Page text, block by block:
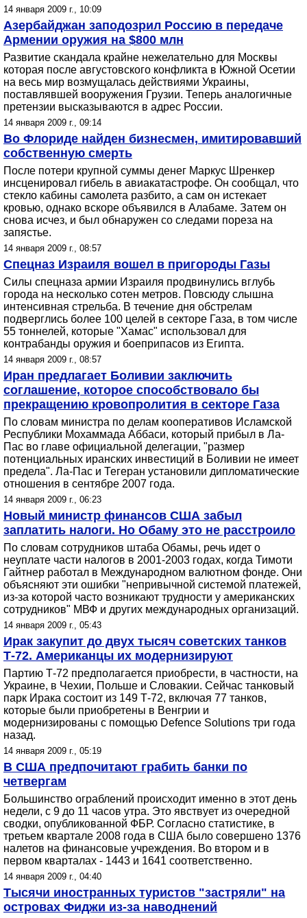
14 января 2009 г., 10:09
Азербайджан заподозрил Россию в передаче
Армении оружия на $800 млн
Развитие скандала крайне нежелательно для Москвы
которая после августовского конфликта в Южной Осетии
на весь мир возмущалась действиями Украины,
поставлявшей вооружения Грузии. Теперь аналогичные
претензии высказываются в адрес России.
14 января 2009 г., 09:14
Во Флориде найден бизнесмен, имитировавший
собственную смерть
После потери крупной суммы денег Маркус Шренкер
инсценировал гибель в авиакатастрофе. Он сообщал, что
стекло кабины самолета разбито, а сам он истекает
кровью, однако вскоре объявился в Алабаме. Затем он
снова исчез, и был обнаружен со следами пореза на
запястье.
14 января 2009 г., 08:57
Спецназ Израиля вошел в пригороды Газы
Силы спецназа армии Израиля продвинулись вглубь
города на несколько сотен метров. Повсюду слышна
интенсивная стрельба. В течение дня обстрелам
подверглись более 100 целей в секторе Газа, в том числе
55 тоннелей, которые "Хамас" использовал для
контрабанды оружия и боеприпасов из Египта.
14 января 2009 г., 08:57
Иран предлагает Боливии заключить
соглашение, которое способствовало бы
прекращению кровопролития в секторе Газа
По словам министра по делам кооперативов Исламской
Республики Мохаммада Аббаси, который прибыл в Ла-
Пас во главе официальной делегации, "размер
потенциальных иранских инвестиций в Боливии не имеет
предела". Ла-Пас и Тегеран установили дипломатические
отношения в сентябре 2007 года.
14 января 2009 г., 06:23
Новый министр финансов США забыл
заплатить налоги. Но Обаму это не расстроило
По словам сотрудников штаба Обамы, речь идет о
неуплате части налогов в 2001-2003 годах, когда Тимоти
Гайтнер работал в Международном валютном фонде. Они
объясняют эти ошибки "непривычной системой платежей,
из-за которой часто возникают трудности у американских
сотрудников" МВФ и других международных организаций.
14 января 2009 г., 05:43
Ирак закупит до двух тысяч советских танков
Т-72. Американцы их модернизируют
Партию Т-72 предполагается приобрести, в частности, на
Украине, в Чехии, Польше и Словакии. Сейчас танковый
парк Ирака состоит из 149 Т-72, включая 77 танков,
которые были приобретены в Венгрии и
модернизированы с помощью Defence Solutions три года
назад.
14 января 2009 г., 05:19
В США предпочитают грабить банки по
четвергам
Большинство ограблений происходит именно в этот день
недели, с 9 до 11 часов утра. Это явствует из очередной
сводки, опубликованной ФБР. Согласно статистике, в
третьем квартале 2008 года в США было совершено 1376
налетов на финансовые учреждения. Во втором и в
первом кварталах - 1443 и 1641 соответственно.
14 января 2009 г., 04:40
Тысячи иностранных туристов "застряли" на
островах Фиджи из-за наводнений